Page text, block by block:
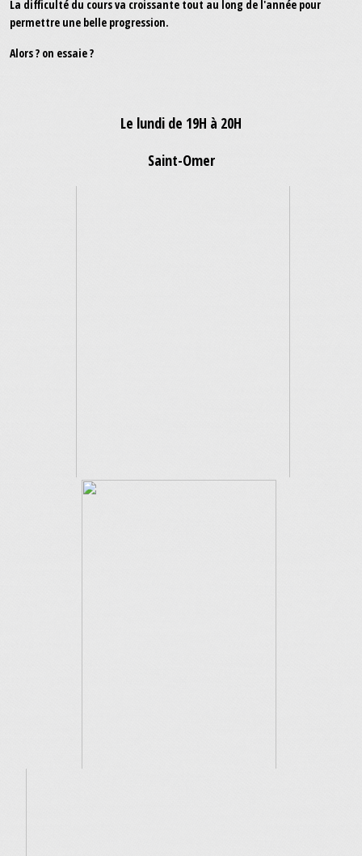
La difficulté du cours va croissante tout au long de l'année pour
permettre une belle progression.
Alors ? on essaie ?
Le lundi de 19H à 20H
Saint-Omer